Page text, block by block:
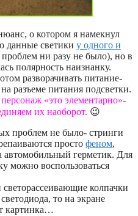
о котором я намекнул
данные светики у одного и
проблем ни разу не было), но в
полярность наизнанку.
разворачивать питание-
разъеме питания подсветки.
«это элементарно»-
их наоборот. 😉
проблем не было- стринги
просто феном,
автомобильный герметик. Для
можно воспользоваться
колпачки
то на экране
картинка…